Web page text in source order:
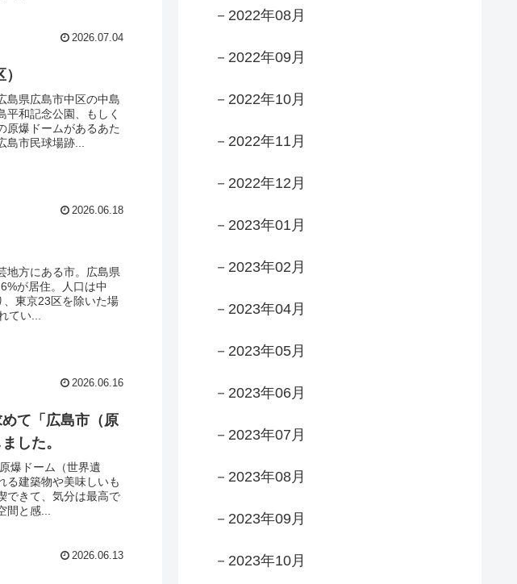
2026.07.04
島県広島市中区の中島
平和記念公園、もしく
原爆ドームがあるあた
市民球場跡...
2026.06.18
地方にある市。広島県
が居住。人口は中
、東京23区を除いた場
てい...
2026.06.16
て「広島市（原
した。
爆ドーム（世界遺
る建築物や美味しいも
できて、気分は最高で
間と感...
2026.06.13
－2022年08月
－2022年09月
－2022年10月
－2022年11月
－2022年12月
－2023年01月
－2023年02月
－2023年04月
－2023年05月
－2023年06月
－2023年07月
－2023年08月
－2023年09月
－2023年10月